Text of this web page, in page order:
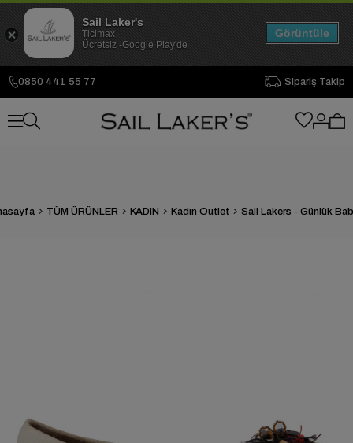
0850 441 55 77 Sipariş Takip
TÜM ÜRÜNLER KADIN Kadın Outlet Sail Lakers - Günlük
Sail Laker's
Ticimax
Ücretsiz -Google Play'de
Görüntüle